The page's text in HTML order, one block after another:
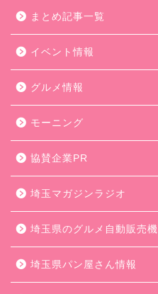
まとめ記事一覧
イベント情報
グルメ情報
モーニング
協賛企業PR
埼玉マガジンラジオ
埼玉県のグルメ自動販売機
埼玉県パン屋さん情報